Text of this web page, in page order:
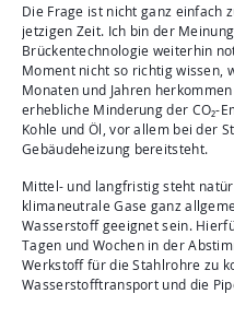
Die Frage ist nicht ganz einfach
jetzigen Zeit. Ich bin der
Brückentechnologie weiterhin
Moment nicht so richtig wissen,
Monaten und Jahren
erhebliche Minderung der CO₂-
Kohle und Öl, vor allem bei der
Gebäudeheizung bereitsteht.
Mittel- und langfristig steht
klimaneutrale Gase ganz
Wasserstoff geeignet sein.
Tagen und Wochen in der
Werkstoff für die Stahlrohre zu
Wasserstofftransport und die